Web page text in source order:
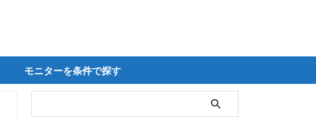
モニターを条件で探す